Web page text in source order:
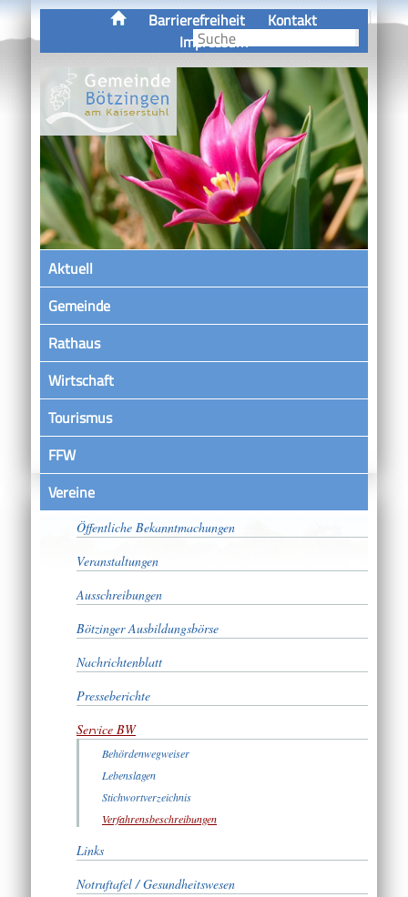
Barrierefreiheit
Kontakt
Impressum
Aktuell
Gemeinde
Rathaus
Wirtschaft
Tourismus
FFW
VereineSatzungen
Öffentliche Bekanntmachungen
Veranstaltungen
Ausschreibungen
Bötzinger Ausbildungsbörse
Nachrichtenblatt
Presseberichte
Service BW
Behördenwegweiser
Lebenslagen
Stichwortverzeichnis
Verfahrensbeschreibungen
Links
Notruftafel / Gesundheitswesen